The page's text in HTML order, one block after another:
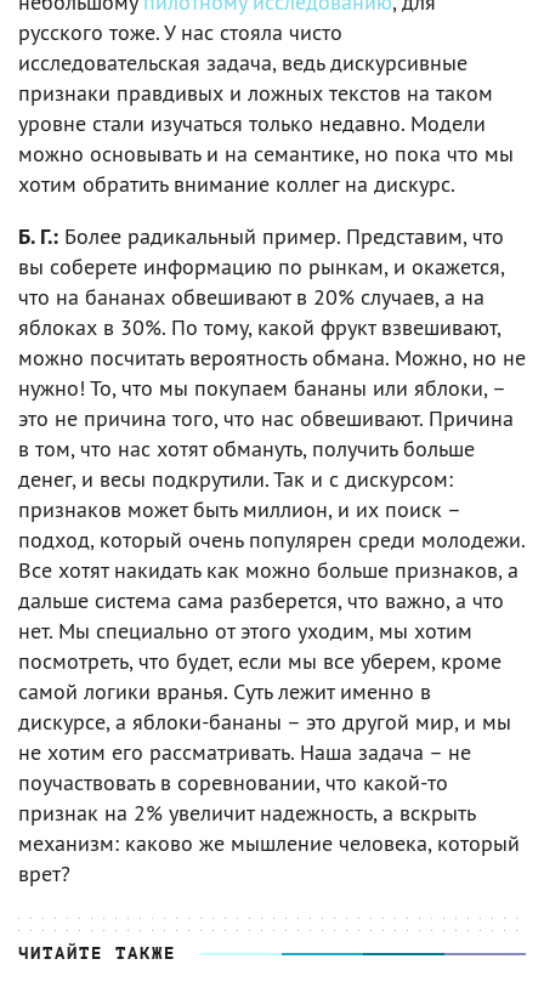
русского тоже. У нас стояла чисто
исследовательская задача, ведь дискурсивные
признаки правдивых и ложных текстов на таком
уровне стали изучаться только недавно. Модели
можно основывать и на семантике, но пока что мы
хотим обратить внимание коллег на дискурс.
Б. Г.: Более радикальный пример. Представим, что
вы соберете информацию по рынкам, и окажется,
что на бананах обвешивают в 20% случаев, а на
яблоках в 30%. По тому, какой фрукт взвешивают,
можно посчитать вероятность обмана. Можно, но не
нужно! То, что мы покупаем бананы или яблоки, –
это не причина того, что нас обвешивают. Причина
в том, что нас хотят обмануть, получить больше
денег, и весы подкрутили. Так и с дискурсом:
признаков может быть миллион, и их поиск –
подход, который очень популярен среди молодежи.
Все хотят накидать как можно больше признаков, а
дальше система сама разберется, что важно, а что
нет. Мы специально от этого уходим, мы хотим
посмотреть, что будет, если мы все уберем, кроме
самой логики вранья. Суть лежит именно в
дискурсе, а яблоки-бананы – это другой мир, и мы
не хотим его рассматривать. Наша задача – не
поучаствовать в соревновании, что какой-то
признак на 2% увеличит надежность, а вскрыть
механизм: каково же мышление человека, который
врет?
ЧИТАЙТЕ ТАКЖЕ